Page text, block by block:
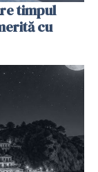
timpul
cu